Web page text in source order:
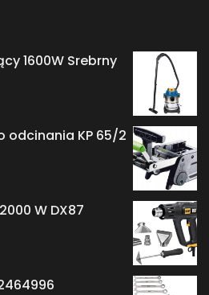
1600W Srebrny
odcinania KP 65/2
W DX87